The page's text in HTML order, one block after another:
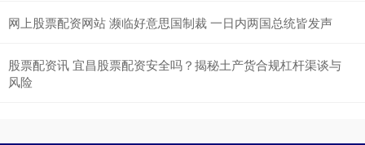
网上股票配资网站 濒临好意思国制裁 一日内两国总统皆发声
股票配资讯 宜昌股票配资安全吗？揭秘土产货合规杠杆渠谈与
风险